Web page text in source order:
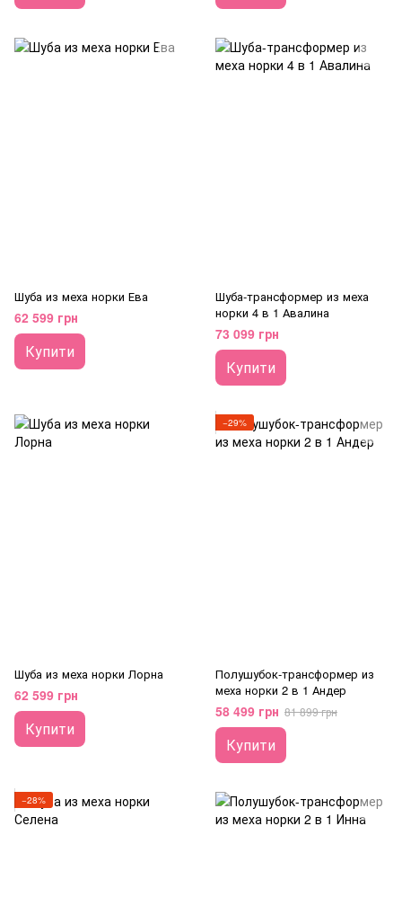
Шуба из меха норки Ева
62 599 грн
Купити
Шуба-трансформер из меха
норки 4 в 1 Авалина
73 099 грн
Купити
Шуба из меха норки Лорна
62 599 грн
Купити
−29%
Полушубок-трансформер из
меха норки 2 в 1 Андер
58 499 грн 81 899 грн
Купити
−28%